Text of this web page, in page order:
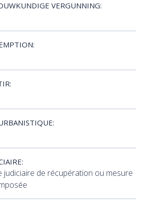
VERGUNNING:
judiciaire de récupération ou mesure